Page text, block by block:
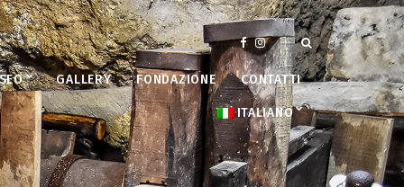
GALLERY FONDAZIONE CONTATTI
ITALIANO